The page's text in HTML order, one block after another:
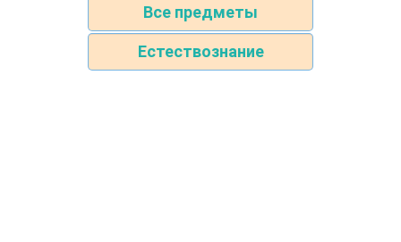
Все предметы
Естествознание